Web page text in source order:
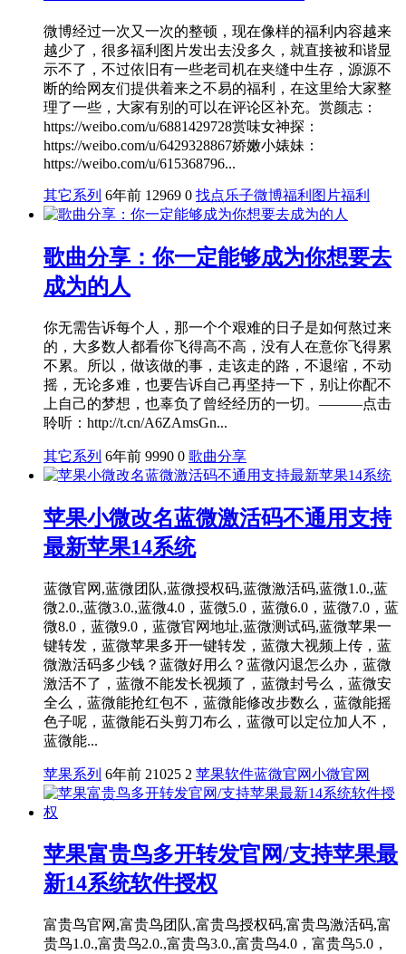
微博经过一次又一次的整顿，现在像样的福利内容越来
越少了，很多福利图片发出去没多久，就直接被和谐显
示不了，不过依旧有一些老司机在夹缝中生存，源源不
断的给网友们提供着来之不易的福利，在这里给大家整
理了一些，大家有别的可以在评论区补充。赏颜志：
https://weibo.com/u/6881429728赏味女神探：
https://weibo.com/u/6429328867娇嫩小婊妹：
https://weibo.com/u/615368796...
其它系列 6年前 12969 0 找点乐子微博福利 图片福利
歌曲分享：你一定能够成为你想要去
成为的人
你无需告诉每个人，那一个个艰难的日子是如何熬过来
的，大多数人都看你飞得高不高，没有人在意你飞得累
不累。所以，做该做的事，走该走的路，不退缩，不动
摇，无论多难，也要告诉自己再坚持一下，别让你配不
上自己的梦想，也辜负了曾经经历的一切。———点击
聆听：http://t.cn/A6ZAmsGn...
其它系列 6年前 9990 0 歌曲分享
苹果小微改名蓝微激活码不通用支持
最新苹果14系统
蓝微官网,蓝微团队,蓝微授权码,蓝微激活码,蓝微1.0.,蓝
微2.0.,蓝微3.0.,蓝微4.0，蓝微5.0，蓝微6.0，蓝微7.0，蓝
微8.0，蓝微9.0，蓝微官网地址,蓝微测试码,蓝微苹果一
键转发，蓝微苹果多开一键转发，蓝微大视频上传，蓝
微激活码多少钱？蓝微好用么？蓝微闪退怎么办，蓝微
激活不了，蓝微不能发长视频了，蓝微封号么，蓝微安
全么，蓝微能抢红包不，蓝微能修改步数么，蓝微能摇
色子呢，蓝微能石头剪刀布么，蓝微可以定位加人不，
蓝微能...
苹果系列 6年前 21025 2 苹果软件蓝微官网小微官网
苹果富贵鸟多开转发官网/支持苹果最
新14系统软件授权
富贵鸟官网,富贵鸟团队,富贵鸟授权码,富贵鸟激活码,富
贵鸟1.0.,富贵鸟2.0.,富贵鸟3.0.,富贵鸟4.0，富贵鸟5.0，